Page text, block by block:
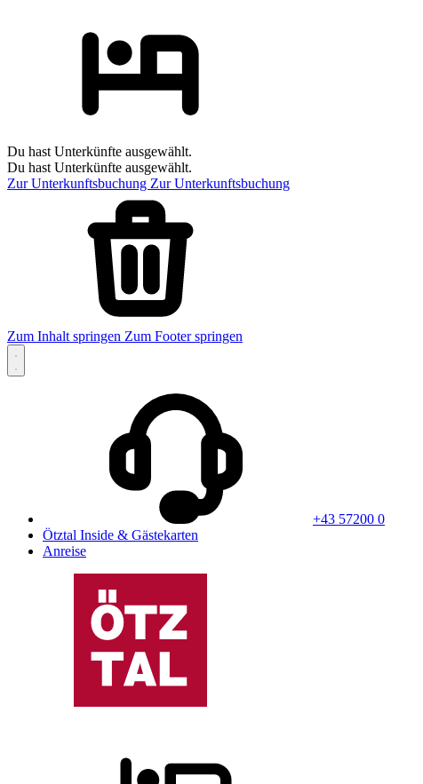
Du hast Unterkünfte ausgewählt.
Du hast Unterkünfte ausgewählt.
Zur Unterkunftsbuchung Zur Unterkunftsbuchung
Zum Inhalt springen Zum Footer springen
+43 57200 0
Ötztal Inside & Gästekarten
Anreise